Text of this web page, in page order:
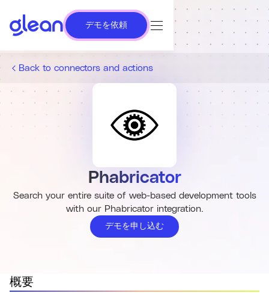
デモを依頼
Back to connectors and actions
Phabricator
Search your entire suite of web-based development tools
with our Phabricator integration.
デモを申し込む
概要